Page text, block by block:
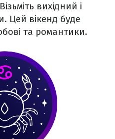
вихідний і
Цей вікенд буде
та романтики.